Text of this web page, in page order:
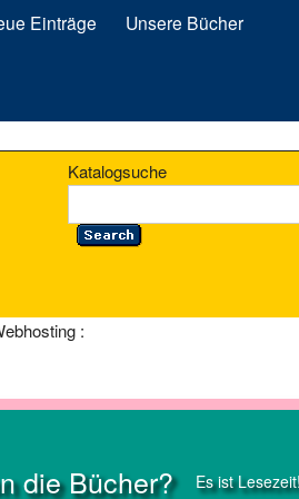
Einträge Unsere Bücher
Katalogsuche
:
die Bücher? Es ist